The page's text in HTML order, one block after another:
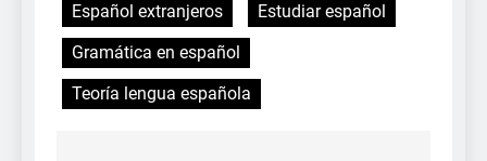
Español extranjeros
Estudiar español
Gramática en español
Teoría lengua española